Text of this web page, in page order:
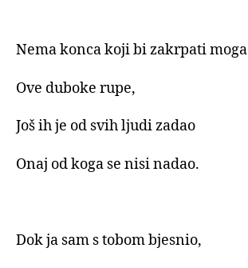
Nema konca koji bi zakrpati
Ove duboke rupe,
Još ih je od svih ljudi zadao
Onaj od koga se nisi nadao.
Dok ja sam s tobom bjesnio,